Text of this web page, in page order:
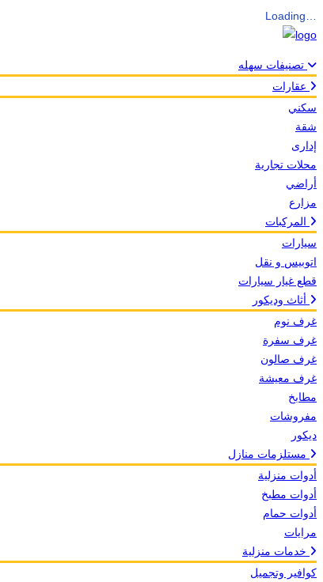
Loading…
سكني
شقة
إدارى
محلات تجارية
أراضي
مزارع
سيارات
اتوبيس و نقل
قطع غيار سيارات
غرف نوم
غرف سفرة
غرف صالون
غرف معيشة
مطابخ
مفروشات
ديكور
أدوات منزلية
أدوات مطبخ
أدوات حمام
مرايات
كوافير وتجميل